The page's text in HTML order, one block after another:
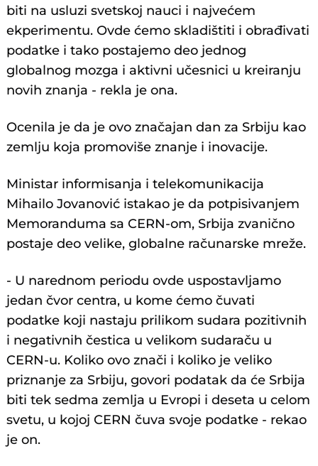
biti na usluzi svetskoj nauci i najvećem
ekperimentu. Ovde ćemo skladištiti i obrađivati
podatke i tako postajemo deo jednog
globalnog mozga i aktivni učesnici u kreiranju
novih znanja - rekla je ona.
Ocenila je da je ovo značajan dan za Srbiju kao
zemlju koja promoviše znanje i inovacije.
Ministar informisanja i telekomunikacija
Mihailo Jovanović istakao je da potpisivanjem
Memoranduma sa CERN-om, Srbija zvanično
postaje deo velike, globalne računarske mreže.
- U narednom periodu ovde uspostavljamo
jedan čvor centra, u kome ćemo čuvati
podatke koji nastaju prilikom sudara pozitivnih
i negativnih čestica u velikom sudaraču u
CERN-u. Koliko ovo znači i koliko je veliko
priznanje za Srbiju, govori podatak da će Srbija
biti tek sedma zemlja u Evropi i deseta u celom
svetu, u kojoj CERN čuva svoje podatke - rekao
je on.